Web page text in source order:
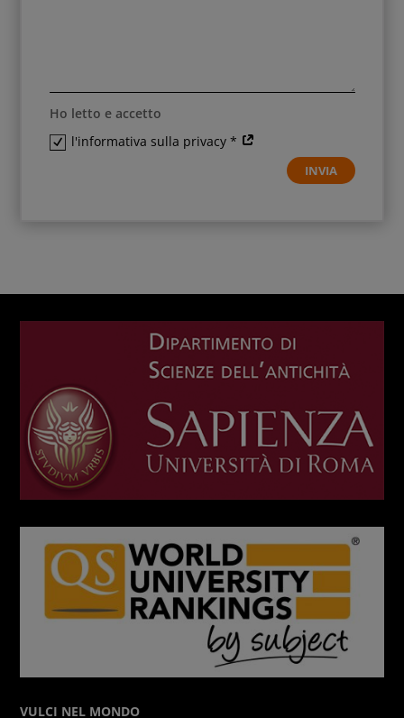
Ho letto e accetto
l'informativa sulla privacy *
INVIA
VULCI NEL MONDO